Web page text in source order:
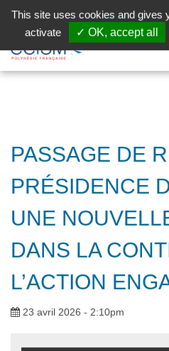
Facebook (Customer Chat)
PASSAGE DE
PRÉSIDENCE
UNE
DANS LA
L’ACTION
23 avril 2026 - 2:10pm
This site uses cookies and gives
activate
✓ OK, accept all